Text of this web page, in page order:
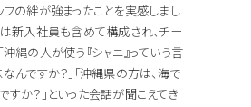
フの絆が強まったことを実感しまし
は新入社員も含めて構成され、チー
縄の人が使う『シャニ』っていう言
んですか？」「沖縄県の方は、海で
か？」といった会話が聞こえてき